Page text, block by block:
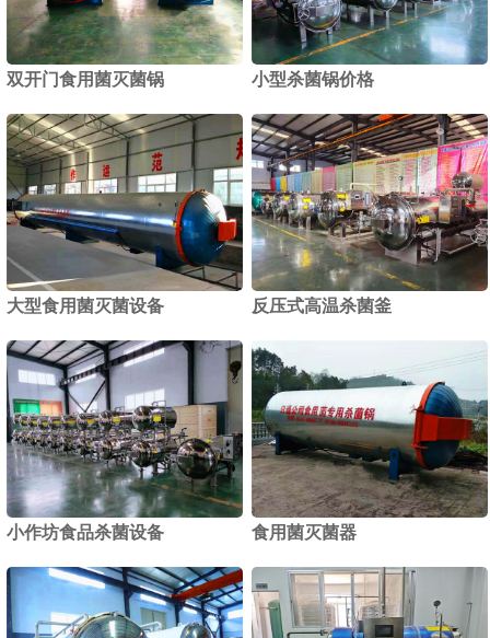
1 2
双开门食用菌灭菌锅 小型杀菌锅价格
大型食用菌灭菌设备 反压式高温杀菌釜
小作坊食品杀菌设备 食用菌灭菌器